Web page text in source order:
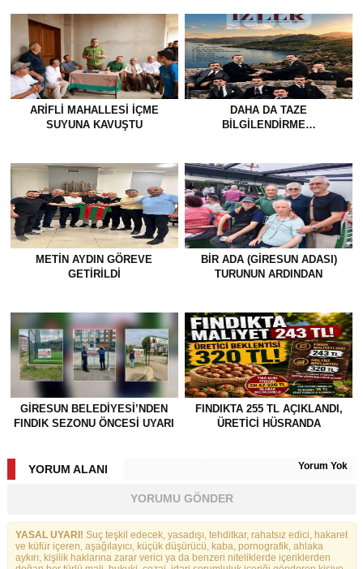
ARIFLI MAHALLESI İÇME
SUYUNA KAVUŞTU
DAHA DA TAZE
BİLGİLENDİRME…
METİN AYDIN GÖREVE
GETİRİLDİ
BİR ADA (GİRESUN ADASI)
TURUNUN ARDINDAN
GİRESUN BELEDİYESİ’NDEN
FINDIK SEZONU ÖNCESİ UYARI
FINDIKTA 255 TL AÇIKLANDI,
ÜRETİCİ HÜSRANDA
YORUM ALANI Yorum Yok
YORUMU GÖNDER
YASAL UYARI! Suç teşkil edecek, yasadışı, tehditkar, rahatsız edici, hakaret
ve küfür içeren, aşağılayıcı, küçük düşürücü, kaba, pornografik, ahlaka
aykırı, kişilik haklarına zarar verici ya da benzeri niteliklerde içeriklerden